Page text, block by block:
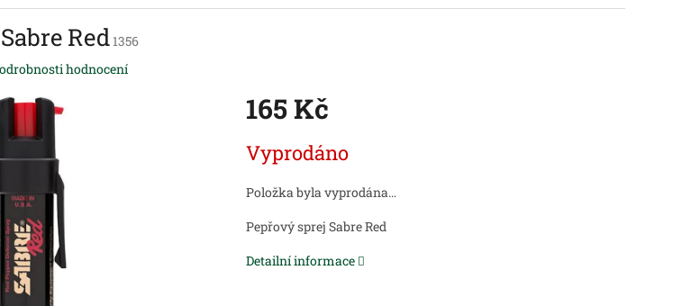
Red 1356
hodnocení
165 Kč
cena:
Vyprodáno
Položka byla vyprodána…
Pepřový sprej Sabre Red
Detailní informace